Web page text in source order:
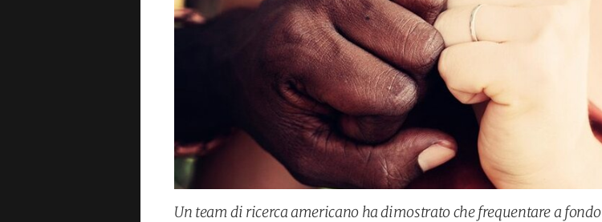
Un team di ricerca americano ha dimostrato che frequentare a fondo